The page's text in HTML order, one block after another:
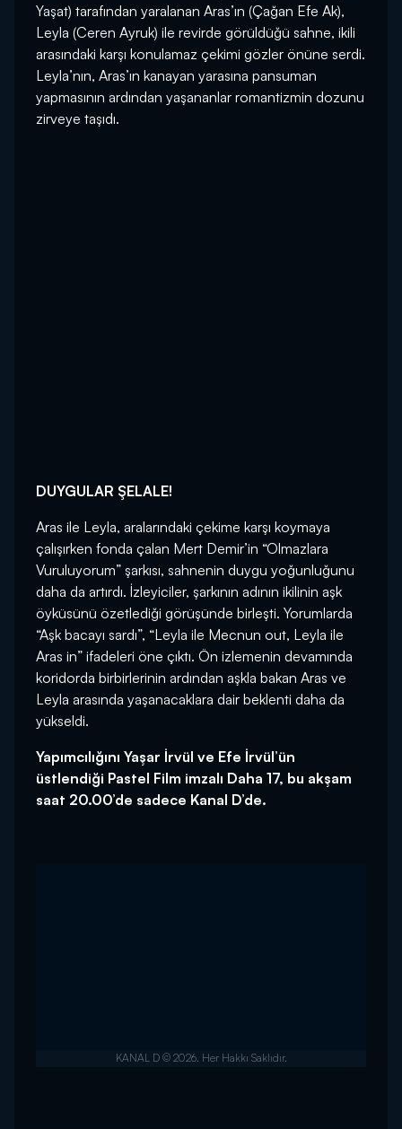
Yaşat) tarafından yaralanan Aras’ın (Çağan Efe Ak),
Leyla (Ceren Ayruk) ile revirde görüldüğü sahne, ikili
arasındaki karşı konulamaz çekimi gözler önüne serdi.
Leyla’nın, Aras’ın kanayan yarasına pansuman
yapmasının ardından yaşananlar romantizmin dozunu
zirveye taşıdı.
DUYGULAR ŞELALE!
Aras ile Leyla, aralarındaki çekime karşı koymaya
çalışırken fonda çalan Mert Demir’in “Olmazlara
Vuruluyorum” şarkısı, sahnenin duygu yoğunluğunu
daha da artırdı. İzleyiciler, şarkının adının ikilinin aşk
öyküsünü özetlediği görüşünde birleşti. Yorumlarda
“Aşk bacayı sardı”, “Leyla ile Mecnun out, Leyla ile
Aras in” ifadeleri öne çıktı. Ön izlemenin devamında
koridorda birbirlerinin ardından aşkla bakan Aras ve
Leyla arasında yaşanacaklara dair beklenti daha da
yükseldi.
Yapımcılığını Yaşar İrvül ve Efe İrvül’ün
üstlendiği Pastel Film imzalı Daha 17, bu akşam
saat 20.00’de sadece Kanal D’de.